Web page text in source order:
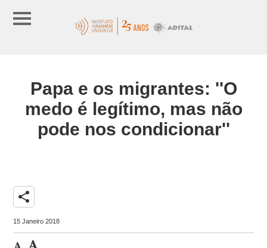
Papa e os migrantes: ''O
medo é legítimo, mas não
pode nos condicionar''
share
15 Janeiro 2018